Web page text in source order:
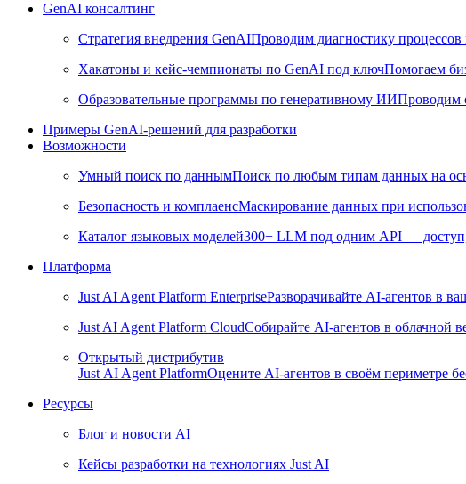
GenAI консалтинг
Стратегия внедрения GenAIПроводим диагностику
Хакатоны и кейс-чемпионаты по GenAI под ключПомогаем
Образовательные программы по генеративному ИИПроводим
Примеры GenAI-решений для разработки
Возможности
Умный поиск по даннымПоиск по любым типам данных на
Безопасность и комплаенсМаскирование данных при
Каталог языковых моделей300+ LLM под одним API — доступ,
Платформа
Just AI Agent Platform EnterpriseРазворачивайте AI-агентов в
Just AI Agent Platform CloudСобирайте AI-агентов в облачной
Открытый дистрибутив
Just AI Agent PlatformОцените AI-агентов в своём периметре
Ресурсы
Блог и новости AI
Кейсы разработки на технологиях Just AI